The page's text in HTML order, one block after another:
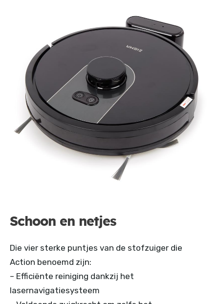
Schoon en netjes
Die vier sterke puntjes van de stofzuiger die
Action benoemd zijn:
– Efficiënte reiniging dankzij het
lasernavigatiesysteem